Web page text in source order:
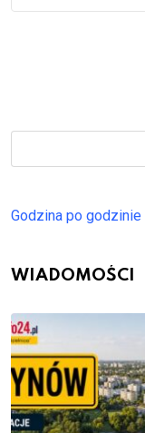
Godzina po godzinie
WIADOMOŚCI